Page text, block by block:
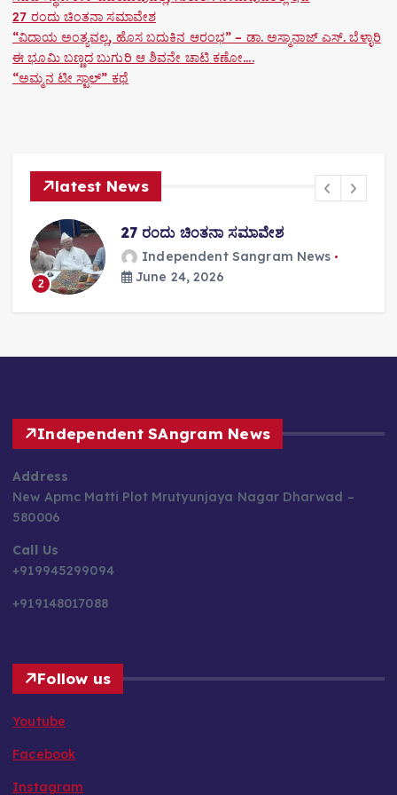
n
27 ರಂದು ಚಿಂತನಾ ಸಮಾವೇಶ
“ವಿದಾಯ ಅಂತ್ಯವಲ್ಲ, ಹೊಸ ಬದುಕಿನ ಆರಂಭ” – ಡಾ. ಅಸ್ಮಾನಾಜ್ ಎಸ್. ಬೆಳ್ಳಾರಿ
ಈ ಭೂಮಿ ಬಣ್ಣದ ಬುಗುರಿ ಆ ಶಿವನೇ ಚಾಟಿ ಕಣೋ….
“ಅಮ್ಮನ ಟೀ ಸ್ಟಾಲ್” ಕಥೆ
latest News
2
27 ರಂದು ಚಿಂತನಾ ಸಮಾವೇಶ
Independent Sangram News
June 24, 2026
Independent SAngram News
Address
New Apmc Matti Plot Mrutyunjaya Nagar Dharwad –
580006
Call Us
+919945299094
+919148017088
Follow us
Youtube
Facebook
Instagram